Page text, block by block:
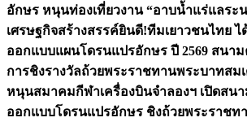
อักษร หนุนท่องเที่ยวงาน “อาบน้ำแร่แลระน
เศรษฐกิจสร้างสรรค์ยินดี!ทีมเยาวชนไทย ไ
ออกแบบแผนโดรนแปรอักษร ปี 2569 สนา
การชิงรางวัลถ้วยพระราชทานพระบาทสม
หนุนสมาคมกีฬาเครื่องบินจำลองฯ เปิดสน
ออกแบบโดรนแปรอักษร ชิงถ้วยพระราชท